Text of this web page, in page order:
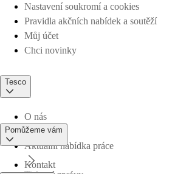
Nastavení soukromí a cookies
Pravidla akčních nabídek a soutěží
Můj účet
Chci novinky
Tesco
O nás
Aktuální nabídka práce
Pomůžeme vám
Kontakt